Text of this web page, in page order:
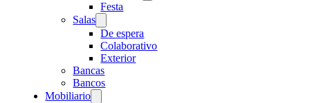
Festa
Salas
De espera
Colaborativo
Exterior
Bancas
Bancos
Mobiliario